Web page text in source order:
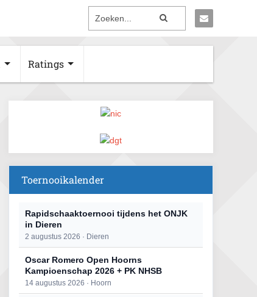
Ratings
Toernooikalender
Rapidschaaktoernooi tijdens het ONJK
in Dieren
2 augustus 2026 · Dieren
Oscar Romero Open Hoorns
Kampioenschap 2026 + PK NHSB
14 augustus 2026 · Hoorn